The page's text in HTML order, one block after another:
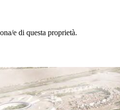
e di questa proprietà.